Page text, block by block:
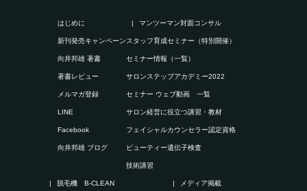
はじめに
新刊発売キャンペーン
向井邦雄 著書
著書レビュー
メルマガ登録
LINE
Facebook
向井邦雄 ブログ
マンツーマン対面コンサル
スタッフ育成セミナー（特別開催）
セミナー情報（一覧）
サロンステップアカデミー2022
セミナー ウェブ動画 一覧
サロン経営に役立つ講習・教材
フェイシャルカウンセラー認定資格
ビューティー遺伝子検査
技術講習
脱毛機 B-CLEAN メディア掲載